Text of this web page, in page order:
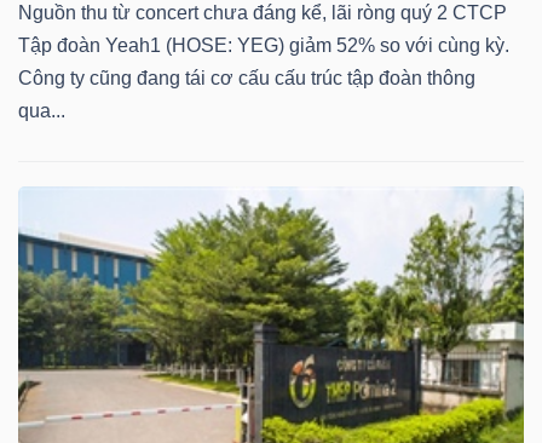
Nguồn thu từ concert chưa đáng kể, lãi ròng quý 2 CTCP
Tập đoàn Yeah1 (HOSE: YEG) giảm 52% so với cùng kỳ.
Công ty cũng đang tái cơ cấu cấu trúc tập đoàn thông
qua...
Bài
viết
của
tác
(-)
Báo
cáo
phân
tích